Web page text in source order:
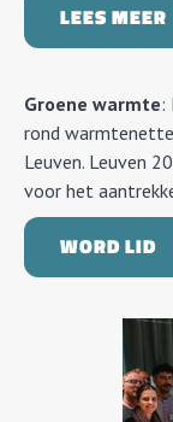
LEES MEER
Groene warmte:
rond
Leuven. Leuven
voor het
WORD LID